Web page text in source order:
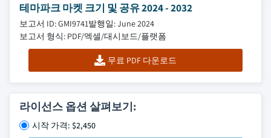
테마파크 마켓 크기 및 공유 2024 - 2032
보고서 ID: GMI9741발행일: June 2024
보고서 형식: PDF/엑셀/대시보드/플랫폼
무료 PDF 다운로드
라이선스 옵션 살펴보기:
시작 가격: $2,450